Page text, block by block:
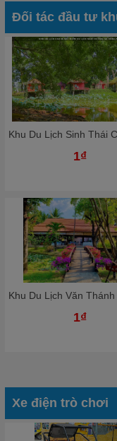
Đối tác đầu tư
1₫
1₫
Xe điện trò chơi